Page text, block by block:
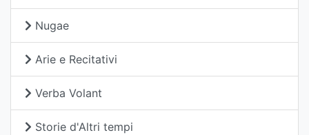
Nugae
Arie e Recitativi
Verba Volant
Storie d'Altri tempi